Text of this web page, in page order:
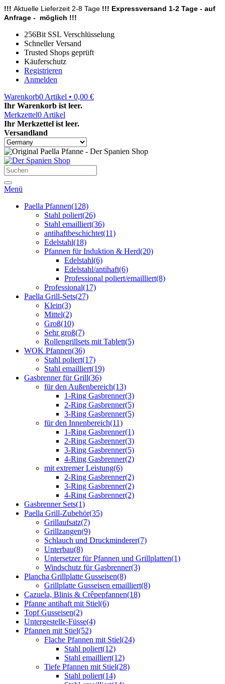
!!! Aktuelle Lieferzeit 2-8 Tage !!! Expressversand 1-2 Tage - auf
Anfrage - möglich !!!
256Bit SSL Verschlüsselung
Schneller Versand
Trusted Shops geprüft
Käuferschutz
Registrieren
Anmelden
Warenkorb0 Artikel • 0,00 €
Ihr Warenkorb ist leer.
Merkzettel0 Artikel
Ihr Merkzettel ist leer.
Versandland
Menü
Paella Pfannen(128)
Stahl poliert(26)
Stahl emailliert(36)
antihaftbeschichtet(11)
Edelstahl(18)
Pfannen für Induktion & Herd(20)
Edelstahl(6)
Edelstahl/antihaft(6)
Professional poliert/emailliert(8)
Professional(17)
Paella Grill-Sets(27)
Klein(3)
Mittel(2)
Groß(10)
Sehr groß(7)
Rollengrillsets mit Tablett(5)
WOK Pfannen(36)
Stahl poliert(17)
Stahl emailliert(19)
Gasbrenner für Grill(36)
für den Außenbereich(13)
1-Ring Gasbrenner(3)
2-Ring Gasbrenner(5)
3-Ring Gasbrenner(5)
für den Innenbereich(11)
1-Ring Gasbrenner(1)
2-Ring Gasbrenner(3)
3-Ring Gasbrenner(5)
4-Ring Gasbrenner(2)
mit extremer Leistung(6)
2-Ring Gasbrenner(2)
3-Ring Gasbrenner(2)
4-Ring Gasbrenner(2)
Gasbrenner Sets(1)
Paella Grill-Zubehör(35)
Grillaufsatz(7)
Grillzangen(9)
Schlauch und Druckminderer(7)
Unterbau(8)
Untersetzer für Pfannen und Grillplatten(1)
Windschutz für Gasbrenner(3)
Plancha Grillplatte Gusseisen(8)
Grillplatte Gusseisen emailliert(8)
Cazuela, Blinis & Crêpepfannen(18)
Pfanne antihaft mit Stiel(6)
Topf Gusseisen(2)
Untergestelle-Füsse(4)
Pfannen mit Stiel(52)
Flache Pfannen mit Stiel(24)
Stahl poliert(12)
Stahl emailliert(12)
Tiefe Pfannen mit Stiel(28)
Stahl poliert(14)